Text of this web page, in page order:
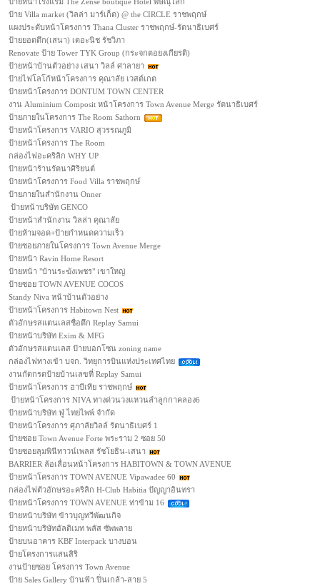
ป้าย Villa market (วิลล่า มาร์เก็ต) @ the CIRCLE ราชพฤกษ์
แผงประดับหน้าโครงการ Thana Cluster ราชพฤกษ์-รัตนาธิเบศร์
ป้ายยอดตึก(เสนา) เดอะนิช รัชวิภา
Renovate ป้าย Tower TYK Group (กระจกตอยงเกียรติ)
ป้ายหน้าบ้านตัวอย่าง เสนา วิลล์ ศาลายา
ป้ายไฟโลโก้หน้าโครงการ คุณาลัย เวสต์เกต
ป้ายหน้าโครงการ DONTUM TOWN CENTER
งาน Aluminium Composit หน้าโครงการ Town Avenue Merge รัตนาธิเบศร์
ป้ายภายในโครงการ The Room Sathorn
ป้ายหน้าโครงการ VARIO สุวรรณภูมิ
ป้ายหน้าโครงการ The Room
กล่องไฟอะคริลิก WHY UP
ป้ายหน้าร้านรัตนาศิริยนต์
ป้ายหน้าโครงการ Food Villa ราชพฤกษ์
ป้ายภายในสำนักงาน Onner
ป้ายหน้าบริษัท GENCO
ป้ายหน้าสำนักงาน วิลล่า คุณาลัย
ป้ายห้ามจอด+ป้ายกำหนดความเร็ว
ป้ายซอยภายในโครงการ Town Avenue Merge
ป้ายหน้า Ravin Home Resort
ป้ายหน้า "บ้านระฆังเพชร" เขาใหญ่
ป้ายซอย TOWN AVENUE COCOS
Standy Niva หน้าบ้านตัวอย่าง
ป้ายหน้าโครงการ Habitown Nest
ตัวอักษรสแตนเลสชื่อตึก Replay Samui
ป้ายหน้าบริษัท Exim & MFG
ตัวอักษรสแตนเลส ป้ายบอกโซน zoning name
กล่องไฟทางเข้า บจก. วิทยุการบินแห่งประเทศไทย
งานกัดกรดป้ายบ้านเลขที่ Replay Samui
ป้ายหน้าโครงการ ฮาบีเทีย ราชพฤกษ์
ป้ายหน้าโครงการ NIVA ทางด่วนวงแหวนลำลูกกาคลอง6
ป้ายหน้าบริษัท ฟู่ ไทยไพพ์ จำกัด
ป้ายหน้าโครงการ ศุภาลัยวิลล์ รัตนาธิเบศร์ 1
ป้ายซอย Town Avenue Forte พระราม 2 ซอย 50
ป้ายซอยลุมพินีทาวน์เพลส รัชโยธิน-เสนา
BARRIER ล้อเลื่อนหน้าโครงการ HABITOWN & TOWN AVENUE
ป้ายหน้าโครงการ TOWN AVENUE Vipawadee 60
กล่องไฟตัวอักษรอะคริลิก H-Club Habitia ปัญญาอินทรา
ป้ายหน้าโครงการ TOWN AVENUE ท่าข้าม 16
ป้ายหน้าบริษัท ข้าวบุญทวีพัฒนกิจ
ป้ายหน้าบริษัทอัลติเมท พลัส ซัพพลาย
ป้ายบนอาคาร KBF Interpack บางบอน
ป้ายโครงการแสนสิริ
งานป้ายซอย โครงการ Town Avenue
ป้าย Sales Gallery บ้านฟ้า ปิ่นเกล้า-สาย 5